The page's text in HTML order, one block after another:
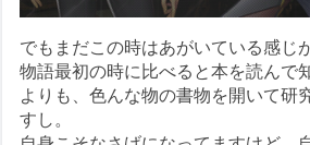
でもまだこの時はあがいている感じ
物語最初の時に比べると本を読んで
よりも、色んな物の書物を開いて研
すし。